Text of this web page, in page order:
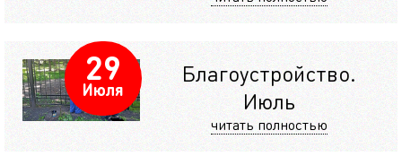
29
Июля
Благоустройство.
Июль
читать полностью